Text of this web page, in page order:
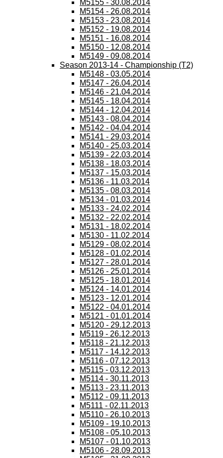
M5155 - 30.08.2014
M5154 - 26.08.2014
M5153 - 23.08.2014
M5152 - 19.08.2014
M5151 - 16.08.2014
M5150 - 12.08.2014
M5149 - 09.08.2014
Season 2013-14 - Championship (T2)
M5148 - 03.05.2014
M5147 - 26.04.2014
M5146 - 21.04.2014
M5145 - 18.04.2014
M5144 - 12.04.2014
M5143 - 08.04.2014
M5142 - 04.04.2014
M5141 - 29.03.2014
M5140 - 25.03.2014
M5139 - 22.03.2014
M5138 - 18.03.2014
M5137 - 15.03.2014
M5136 - 11.03.2014
M5135 - 08.03.2014
M5134 - 01.03.2014
M5133 - 24.02.2014
M5132 - 22.02.2014
M5131 - 18.02.2014
M5130 - 11.02.2014
M5129 - 08.02.2014
M5128 - 01.02.2014
M5127 - 28.01.2014
M5126 - 25.01.2014
M5125 - 18.01.2014
M5124 - 14.01.2014
M5123 - 12.01.2014
M5122 - 04.01.2014
M5121 - 01.01.2014
M5120 - 29.12.2013
M5119 - 26.12.2013
M5118 - 21.12.2013
M5117 - 14.12.2013
M5116 - 07.12.2013
M5115 - 03.12.2013
M5114 - 30.11.2013
M5113 - 23.11.2013
M5112 - 09.11.2013
M5111 - 02.11.2013
M5110 - 26.10.2013
M5109 - 19.10.2013
M5108 - 05.10.2013
M5107 - 01.10.2013
M5106 - 28.09.2013